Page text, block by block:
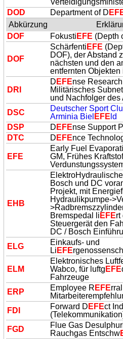
DOD
Department of D
Abkürzung
DOF
Fokusti EFE (Depth
DOF
Schärfenti EFE
DOF), der Abstand
nächsten und den
entfernten Objekten
DRI
D EFEnse
Militärisches
und Nachfolger des
DSC
Deutscher Sport
Arminia Biel EFE ld
DSP
D EFEnse Support
DTC
D EFEnce
EFE
Early Fuel
GM, Frühes
EHB
Bosch und DC
Projekt, mit
Hydraulikpumpe-
Bremspedal li EFErt
Steuergerät den
DC / Bosch
ELG
Einkaufs- und
Li EFE
ELM
Elektronisches
Wabco, für luftg EFE
Fahrzeuge
ERP
Employee R EFE
FDI
Forward D EFEct
FGD
Flue Gas
Rauchgas Entschw